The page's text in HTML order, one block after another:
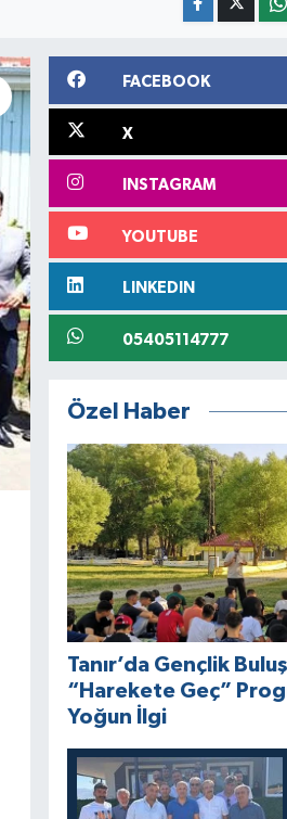
FACEBOOK
X
INSTAGRAM
YOUTUBE
LINKEDIN
05405114777
Özel Haber
Tanır’da Gençlik
“Harekete Geç”
Yoğun İlgi